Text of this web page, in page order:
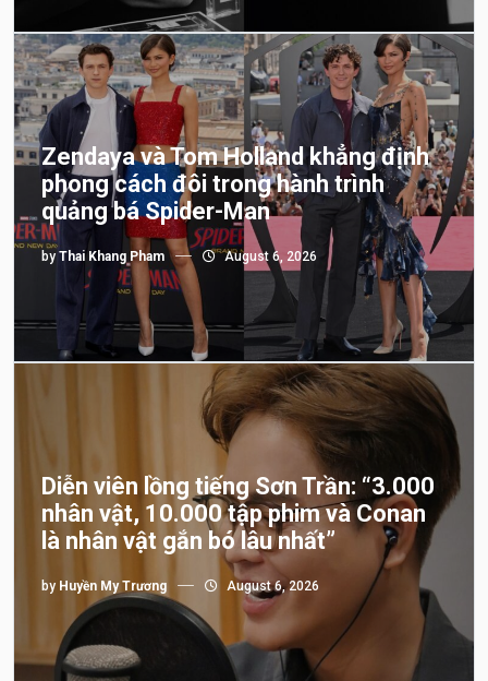
Zendaya và Tom Holland khẳng định
phong cách đôi trong hành trình
quảng bá Spider-Man
by Thai Khang Pham August 6, 2026
Diễn viên lồng tiếng Sơn Trần: “3.000
nhân vật, 10.000 tập phim và Conan
là nhân vật gắn bó lâu nhất”
by Huyền My Trương August 6, 2026